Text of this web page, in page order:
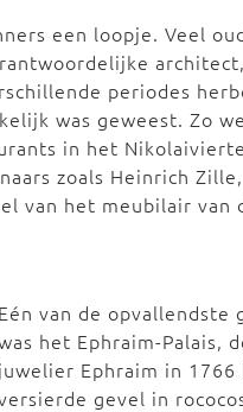
een loopje. Veel
periodes
was geweest. Zo
in het
zoals Heinrich
van het meubilair van
Eén van de opvallendste
het Ephraim-Palais,
juwelier Ephraim in
gevel in